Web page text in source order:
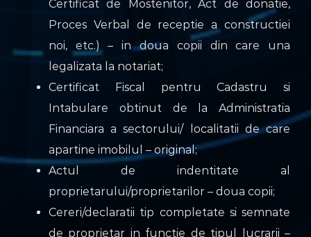
Certificat de Mostenitor, Act de donatie,
Proces Verbal de receptie a constructiei
noi, etc.) – in doua copii din care una
legalizata la notariat;
Certificat Fiscal pentru Cadastru si
Intabulare obtinut de la Administratia
Financiara a sectorului/ localitatii de care
apartine imobilul – original;
Actul de indentitate al
proprietarului/proprietarilor – doua copii;
Cereri/declaratii tip completate si semnate
de proprietar in functie de tipul lucrarii –